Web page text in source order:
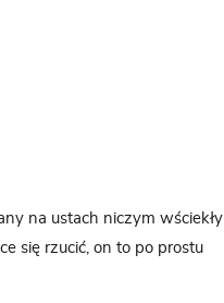
na ustach niczym wściekły
się rzucić, on to po prostu